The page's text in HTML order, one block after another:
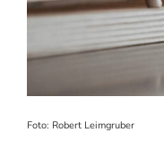
Foto: Robert Leimgruber